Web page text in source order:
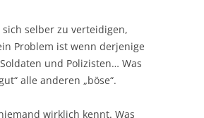
selber zu verteidigen,
Problem ist wenn derjenige
und Polizisten… Was
alle anderen „böse“.
wirklich kennt. Was